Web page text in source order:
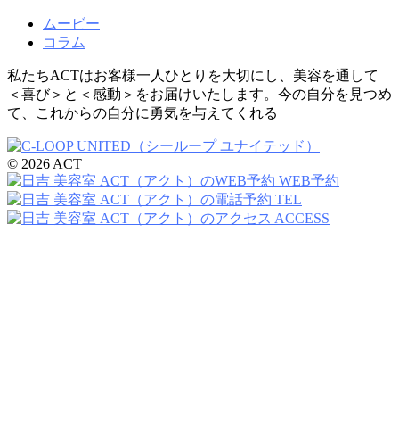
ムービー
コラム
私たちACTはお客様一人ひとりを大切にし、美容を通して
＜喜び＞と＜感動＞をお届けいたします。今の自分を見つめ
て、これからの自分に勇気を与えてくれる
© 2026 ACT
WEB予約
TEL
ACCESS